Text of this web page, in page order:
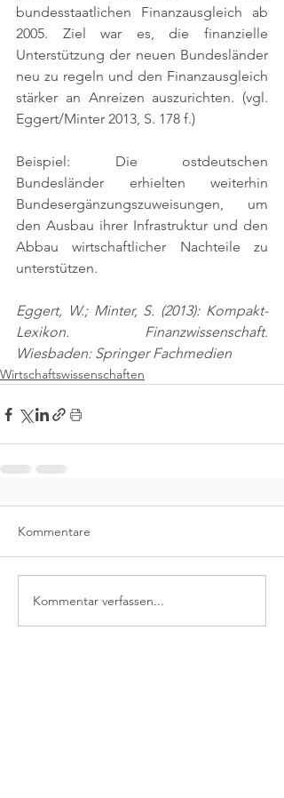
bundesstaatlichen Finanzausgleich ab
2005. Ziel war es, die finanzielle
Unterstützung der neuen Bundesländer
neu zu regeln und den Finanzausgleich
stärker an Anreizen auszurichten. (vgl.
Eggert/Minter 2013, S. 178 f.)
Beispiel: Die ostdeutschen
Bundesländer erhielten weiterhin
Bundesergänzungszuweisungen, um
den Ausbau ihrer Infrastruktur und den
Abbau wirtschaftlicher Nachteile zu
unterstützen.
Eggert, W.; Minter, S. (2013): Kompakt-
Lexikon. Finanzwissenschaft.
Wiesbaden: Springer Fachmedien
Wirtschaftswissenschaften
Kommentare
Kommentar verfassen...